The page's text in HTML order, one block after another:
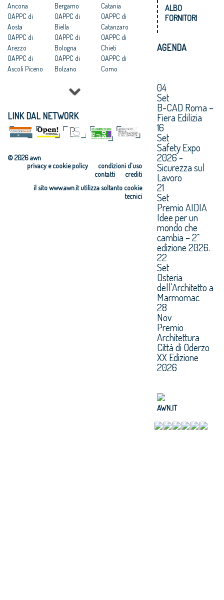
Ancona
OAPPC di
Aosta
OAPPC di
Arezzo
OAPPC di
Ascoli Piceno
OAPPC di Bari
OAPPC di
Barletta-
Bergamo
OAPPC di
Biella
OAPPC di
Bologna
OAPPC di
Bolzano
Brescia
Brindisi
OAPPC di
Cagliari
Catania
OAPPC di
Catanzaro
OAPPC di
Chieti
OAPPC di
Como
Crotone
OAPPC di
LINK DAL NETWORK
© 2026 awn
condizioni d'uso
privacy e cookie policy
crediti
contatti
il sito www.awn.it utilizza soltanto cookie
tecnici
ALBO
FORNITORI
AGENDA
04
Set
B-CAD Roma –
Fiera Edilizia
16
Set
Safety Expo
2026 -
Sicurezza sul
Lavoro
21
Set
Premio AIDIA
Idee per un
mondo che
cambia – 2^
edizione 2026.
22
Set
Osteria
dell'Architetto a
Marmomac
28
Nov
Premio
Architettura
Città di Oderzo
XX Edizione
2026
AWN.IT